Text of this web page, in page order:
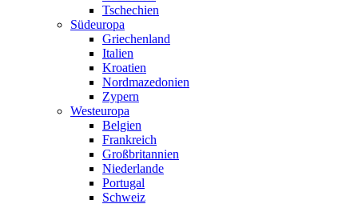
Tschechien
Südeuropa
Griechenland
Italien
Kroatien
Nordmazedonien
Zypern
Westeuropa
Belgien
Frankreich
Großbritannien
Niederlande
Portugal
Schweiz